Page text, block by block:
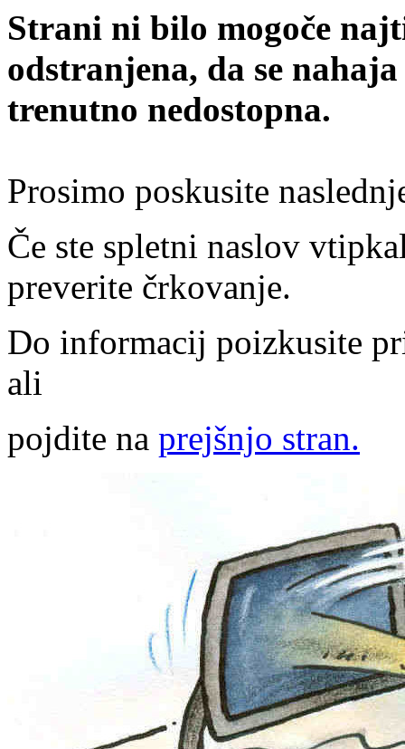
Strani ni bilo mogoče
odstranjena, da se
trenutno nedostopna.
Prosimo poskusite
Če ste spletni naslov
preverite črkovanje.
Do informacij poizkusite
ali
pojdite na prejšnjo stran.